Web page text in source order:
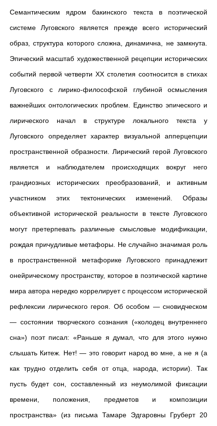
Семантическим ядром бакинского текста в поэтической
системе Луговского является прежде всего исторический
образ, структура которого сложна, динамична, не замкнута.
Эпический масштаб художественной рецепции исторических
событий первой четверти ХХ столетия соотносится в стихах
Луговского с лирико-философской глубиной осмысления
важнейших онтологических проблем. Единство эпического и
лирического начал в структуре локального текста у
Луговского определяет характер визуальной апперцепции
пространственной образности. Лирический герой Луговского
является и наблюдателем происходящих вокруг него
грандиозных исторических преобразований, и активным
участником этих тектонических изменений. Образы
объективной исторической реальности в тексте Луговского
могут претерпевать различные смысловые модификации,
рождая причудливые метафоры. Не случайно значимая роль
в пространственной метафорике Луговского принадлежит
онейрическому пространству, которое в поэтической картине
мира автора нередко коррелирует с процессом исторической
рефлексии лирического героя. Об особом — сновидческом
— состоянии творческого сознания («колодец внутреннего
сна») поэт писал: «Раньше я думал, что для этого нужно
слышать Китеж. Нет! — это говорит народ во мне, а не я (а
как трудно отделить себя от отца, народа, истории). Так
пусть будет сон, составленный из неумолимой фиксации
времени, положения, предметов и композиции
пространства» (из письма Тамаре Эдгаровны Груберт 20